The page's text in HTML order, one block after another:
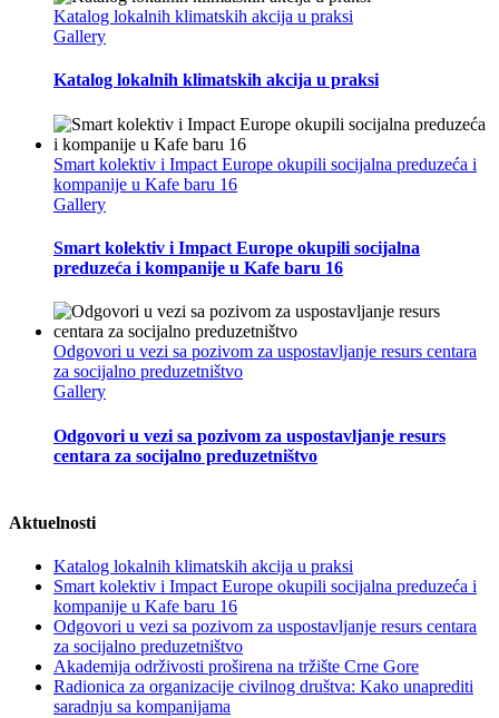
Katalog lokalnih klimatskih akcija u praksi
Gallery
Katalog lokalnih klimatskih akcija u praksi
Smart kolektiv i Impact Europe okupili socijalna preduzeća i
kompanije u Kafe baru 16
Gallery
Smart kolektiv i Impact Europe okupili socijalna
preduzeća i kompanije u Kafe baru 16
Odgovori u vezi sa pozivom za uspostavljanje resurs centara
za socijalno preduzetništvo
Gallery
Odgovori u vezi sa pozivom za uspostavljanje resurs
centara za socijalno preduzetništvo
Aktuelnosti
Katalog lokalnih klimatskih akcija u praksi
Smart kolektiv i Impact Europe okupili socijalna preduzeća i
kompanije u Kafe baru 16
Odgovori u vezi sa pozivom za uspostavljanje resurs centara
za socijalno preduzetništvo
Akademija održivosti proširena na tržište Crne Gore
Radionica za organizacije civilnog društva: Kako unaprediti
saradnju sa kompanijama